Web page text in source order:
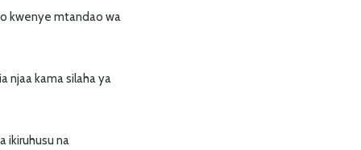
kwenye mtandao wa
njaa kama silaha ya
ikiruhusu na